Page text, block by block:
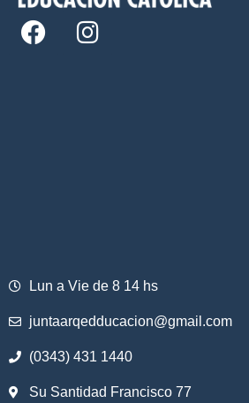
Lun a Vie de 8 14 hs
juntaarqedducacion@gmail.com
(0343) 431 1440
Su Santidad Francisco 77